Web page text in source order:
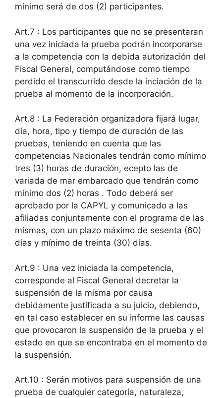
mínimo será de dos (2) participantes.
Art.7 : Los participantes que no se presentaran
una vez iniciada la prueba podrán incorporarse
a la competencia con la debida autorización del
Fiscal General, computándose como tiempo
perdido el transcurrido desde la inciación de la
prueba al momento de la incorporación.
Art.8 : La Federación organizadora fijará lugar,
día, hora, tipo y tiempo de duración de las
pruebas, teniendo en cuenta que las
competencias Nacionales tendrán como mínimo
tres (3) horas de duración, ecepto las de
variada de mar embarcado que tendrán como
mínimo dos (2) horas . Todo deberá ser
aprobado por la CAPYL y comunicado a las
afiliadas conjuntamente con el programa de las
mismas, con un plazo máximo de sesenta (60)
días y mínimo de treinta (30) días.
Art.9 : Una vez iniciada la competencia,
corresponde al Fiscal General decretar la
suspensión de la misma por causa
debidamente justificada a su juicio, debiendo,
en tal caso establecer en su informe las causas
que provocaron la suspensión de la prueba y el
estado en que se encontraba en el momento de
la suspensión.
Art.10 : Serán motivos para suspensión de una
prueba de cualquier categoría, naturaleza,